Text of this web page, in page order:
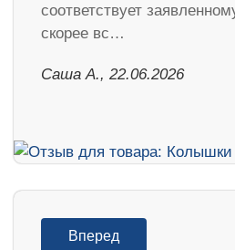
соответствует
скорее вс…
Саша А., 22.06.2026
Вперед